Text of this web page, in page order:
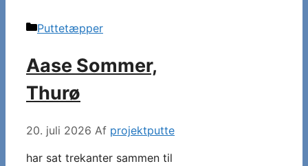
Kategorier
Puttetæpper
Aase Sommer,
Thurø
20. juli 2026 Af projektputte
har sat trekanter sammen til